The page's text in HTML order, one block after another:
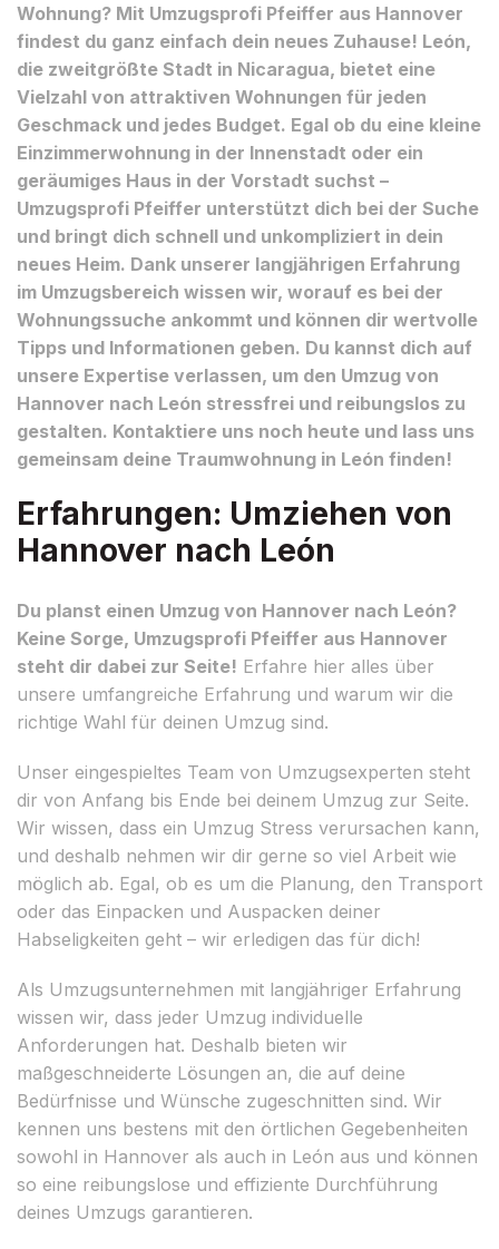
Wohnung? Mit Umzugsprofi Pfeiffer aus Hannover
findest du ganz einfach dein neues Zuhause! León,
die zweitgrößte Stadt in Nicaragua, bietet eine
Vielzahl von attraktiven Wohnungen für jeden
Geschmack und jedes Budget. Egal ob du eine kleine
Einzimmerwohnung in der Innenstadt oder ein
geräumiges Haus in der Vorstadt suchst –
Umzugsprofi Pfeiffer unterstützt dich bei der Suche
und bringt dich schnell und unkompliziert in dein
neues Heim. Dank unserer langjährigen Erfahrung
im Umzugsbereich wissen wir, worauf es bei der
Wohnungssuche ankommt und können dir wertvolle
Tipps und Informationen geben. Du kannst dich auf
unsere Expertise verlassen, um den Umzug von
Hannover nach León stressfrei und reibungslos zu
gestalten. Kontaktiere uns noch heute und lass uns
gemeinsam deine Traumwohnung in León finden!
Erfahrungen: Umziehen von
Hannover nach León
Du planst einen Umzug von Hannover nach León?
Keine Sorge, Umzugsprofi Pfeiffer aus Hannover
steht dir dabei zur Seite! Erfahre hier alles über
unsere umfangreiche Erfahrung und warum wir die
richtige Wahl für deinen Umzug sind.
Unser eingespieltes Team von Umzugsexperten steht
dir von Anfang bis Ende bei deinem Umzug zur Seite.
Wir wissen, dass ein Umzug Stress verursachen kann,
und deshalb nehmen wir dir gerne so viel Arbeit wie
möglich ab. Egal, ob es um die Planung, den Transport
oder das Einpacken und Auspacken deiner
Habseligkeiten geht – wir erledigen das für dich!
Als Umzugsunternehmen mit langjähriger Erfahrung
wissen wir, dass jeder Umzug individuelle
Anforderungen hat. Deshalb bieten wir
maßgeschneiderte Lösungen an, die auf deine
Bedürfnisse und Wünsche zugeschnitten sind. Wir
kennen uns bestens mit den örtlichen Gegebenheiten
sowohl in Hannover als auch in León aus und können
so eine reibungslose und effiziente Durchführung
deines Umzugs garantieren.